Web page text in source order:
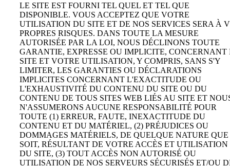
LE SITE EST FOURNI TEL QUEL ET TEL QUE
DISPONIBLE. VOUS ACCEPTEZ QUE VOTRE
UTILISATION DU SITE ET DE NOS SERVICES SERA À
PROPRES RISQUES. DANS TOUTE LA MESURE
AUTORISÉE PAR LA LOI, NOUS DÉCLINONS TOUTE
GARANTIE, EXPRESSE OU IMPLICITE, CONCERNANT
SITE ET VOTRE UTILISATION, Y COMPRIS, SANS S'Y
LIMITER, LES GARANTIES OU DÉCLARATIONS
IMPLICITES CONCERNANT L'EXACTITUDE OU
L'EXHAUSTIVITÉ DU CONTENU DU SITE OU DU
CONTENU DE TOUS SITES WEB LIÉS AU SITE ET
N'ASSUMERONS AUCUNE RESPONSABILITÉ POUR
TOUTE (1) ERREUR, FAUTE, INEXACTITUDE DU
CONTENU ET DU MATÉRIEL, (2) PRÉJUDICES OU
DOMMAGES MATÉRIELS, DE QUELQUE NATURE QUE
SOIT, RÉSULTANT DE VOTRE ACCÈS ET UTILISATION
DU SITE, (3) TOUT ACCÈS NON AUTORISÉ OU
UTILISATION DE NOS SERVEURS SÉCURISÉS ET/OU